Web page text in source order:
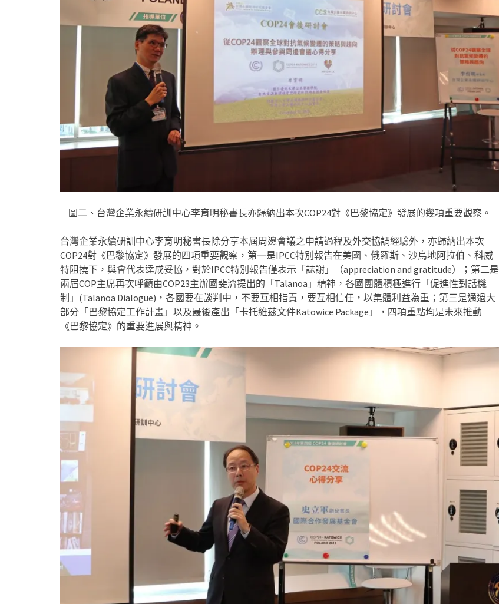
圖二、台灣企業永續研訓中心李育明秘書長亦歸納出本次COP24對《巴黎協定》發展的幾項重要觀察。
台灣企業永續研訓中心李育明秘書長除分享本屆周邊會議之申請過程及外交協調經驗外，亦歸納出本次
COP24對《巴黎協定》發展的四項重要觀察，第一是IPCC特別報告在美國、俄羅斯、沙烏地阿拉伯、科威
特阻撓下，與會代表達成妥協，對於IPCC特別報告僅表示「誌謝」（appreciation and gratitude）；第二是
兩屆COP主席再次呼籲由COP23主辦國斐濟提出的「Talanoa」精神，各國團體積極進行「促進性對話機
制」(Talanoa Dialogue)，各國要在談判中，不要互相指責，要互相信任，以集體利益為重；第三是通過大
部分「巴黎協定工作計畫」以及最後產出「卡托維茲文件Katowice Package」，四項重點均是未來推動
《巴黎協定》的重要進展與精神。